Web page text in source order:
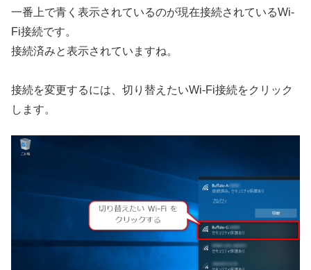
一番上で青く表示されているのが現在接続されているWi-
Fi接続です。
接続済みと表示されていますね。
接続を変更するには、切り替えたいWi-Fi接続をクリック
します。